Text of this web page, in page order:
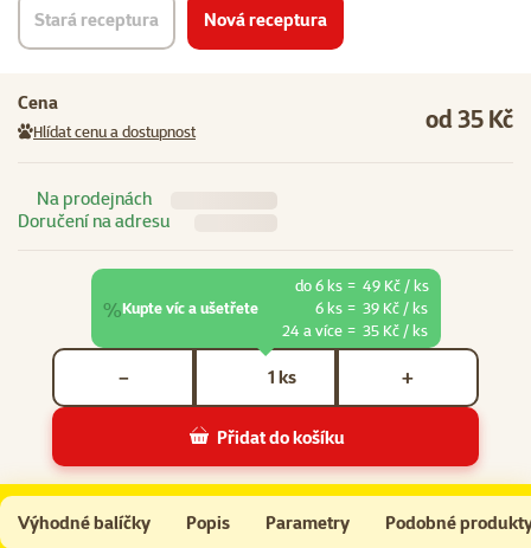
Stará receptura Nová receptura
Cena
Hlídat cenu a dostupnost od 35 Kč
Na prodejnách
Doručení na adresu
ks
− +
%Kupte víc a ušetřete
do 6 ks = 49 Kč / ks
6 ks = 39 Kč / ks
24 a více = 35 Kč / ks
Přidat do košíku
Konzerva Ontario Adult hovězí pate s příchutí spiruliny 200g
Do košíku
Výhodné balíčky Popis Parametry Podobné
Na začátek stránky